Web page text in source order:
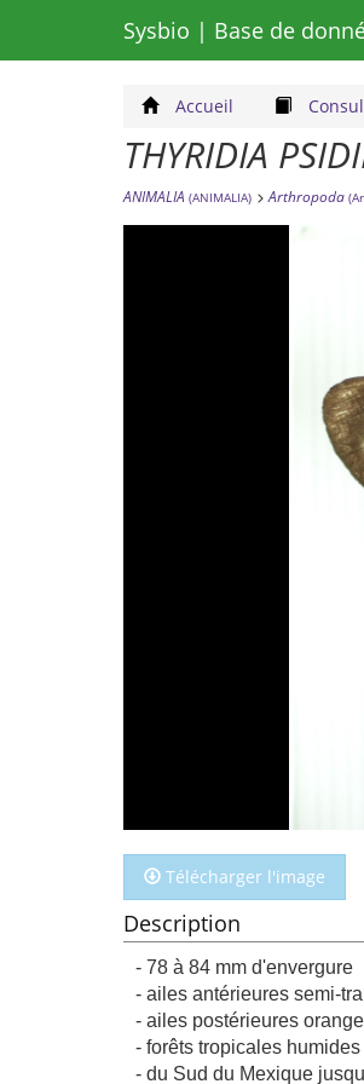
Sysbio | Base de
Accueil
THYRIDIA
ANIMALIA (ANIMALIA) Arthropoda
Télécharger l'image
Description
- 78 à 84 mm d'envergure
- ailes antérieures semi-
- ailes postérieures orange
- forêts tropicales humides
- du Sud du Mexique